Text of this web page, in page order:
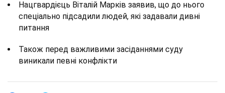
Нацгвардієць Віталій Марків заявив, що до нього
спеціально підсадили людей, які задавали дивні
питання
Також перед важливими засіданнями суду
виникали певні конфлікти